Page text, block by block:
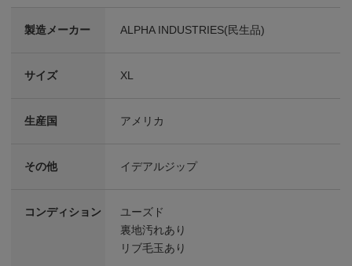
製造メーカー ALPHA INDUSTRIES(民生品)
サイズ XL
生産国 アメリカ
その他 イデアルジップ
コンディション
ユーズド
裏地汚れあり
リブ毛玉あり